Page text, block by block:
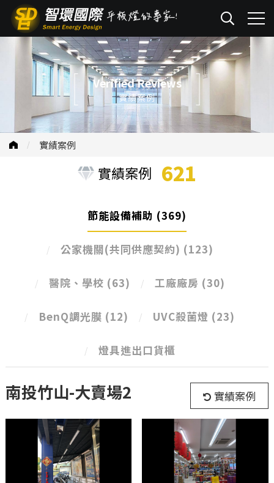
Verified Reviews
實績案例
實績案例
實績案例 621
節能設備補助 (369)
公家機關(共同供應契約) (123)
醫院、學校 (63) 工廠廠房 (30)
BenQ調光膜 (12) UVC殺菌燈 (23)
燈具進出口貨櫃
南投竹山-大賣場2 實績案例